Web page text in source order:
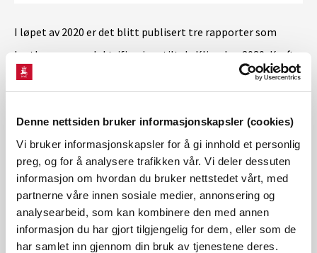
Denne nettsiden bruker informasjonskapsler (cookies)
Vi bruker informasjonskapsler for å gi innhold et personlig
preg, og for å analysere trafikken vår. Vi deler dessuten
informasjon om hvordan du bruker nettstedet vårt, med
partnerne våre innen sosiale medier, annonsering og
analysearbeid, som kan kombinere den med annen
informasjon du har gjort tilgjengelig for dem, eller som de
har samlet inn gjennom din bruk av tjenestene deres.
I løpet av 2020 er det blitt publisert tre rapporter som
kartlegger nye elektrifiseringstiltak; Klimakur 2030, Kraft
fra land til norsk sokkel og Elektrifisering av landbaserte
elektrifiseringstiltak som kan kutte klimagassutslipp i
Norge, hovedsakelig innenfor transport, på sokkelen og i
industrien på land. I denne rapporten har vi vurdert hva
konsekvensene for kraftsystemet vil være dersom et utvalg
av elektrifiseringstiltakene fra de tre rapportene, samlet
sett skal gjennomføres.